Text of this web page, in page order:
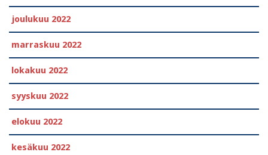
joulukuu 2022
marraskuu 2022
lokakuu 2022
syyskuu 2022
elokuu 2022
kesäkuu 2022